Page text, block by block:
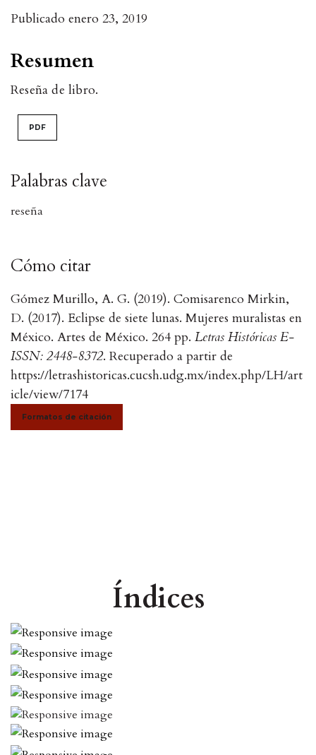
Publicado enero 23, 2019
Palabras clave
reseña
Cómo citar
Gómez Murillo, A. G. (2019). Comisarenco Mirkin,
D. (2017). Eclipse de siete lunas. Mujeres muralistas en
México. Artes de México. 264 pp. Letras Históricas E-
ISSN: 2448-8372. Recuperado a partir de
https://letrashistoricas.cucsh.udg.mx/index.php/LH/art
icle/view/7174
Formatos de citación
Resumen
Reseña de libro.
PDF
Índices